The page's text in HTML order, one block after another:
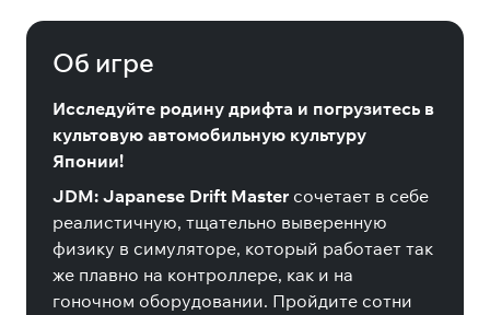
Об игре
Исследуйте родину дрифта и погрузитесь в
культовую автомобильную культуру
Японии!
JDM: Japanese Drift Master сочетает в себе
реалистичную, тщательно выверенную
физику в симуляторе, который работает так
же плавно на контроллере, как и на
гоночном оборудовании. Пройдите сотни